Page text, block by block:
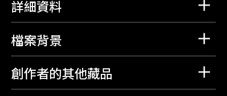
詳細資料
檔案背景
創作者的其他藏品